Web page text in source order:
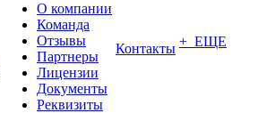
О компании
Команда
Отзывы
Партнеры
Лицензии
Документы
Реквизиты
Контакты + ЕЩЕ